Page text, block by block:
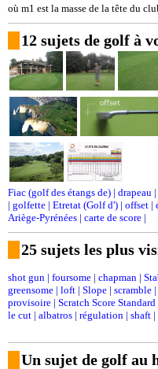
où m1 est la masse de la tête du
12 sujets de golf à
Fiac (golf des étangs de) | drapeau |
| golfette | Etretat (Golf d') | offset |
Ariège-Pyrénées | carte de score |
25 sujets les plus
shot gun | foursome | chapman |
greensome | loft | Slope | scramble |
provisoire | Scratch Score Standard
le cut | albatros | régulation | shaft |
Un sujet de golf au